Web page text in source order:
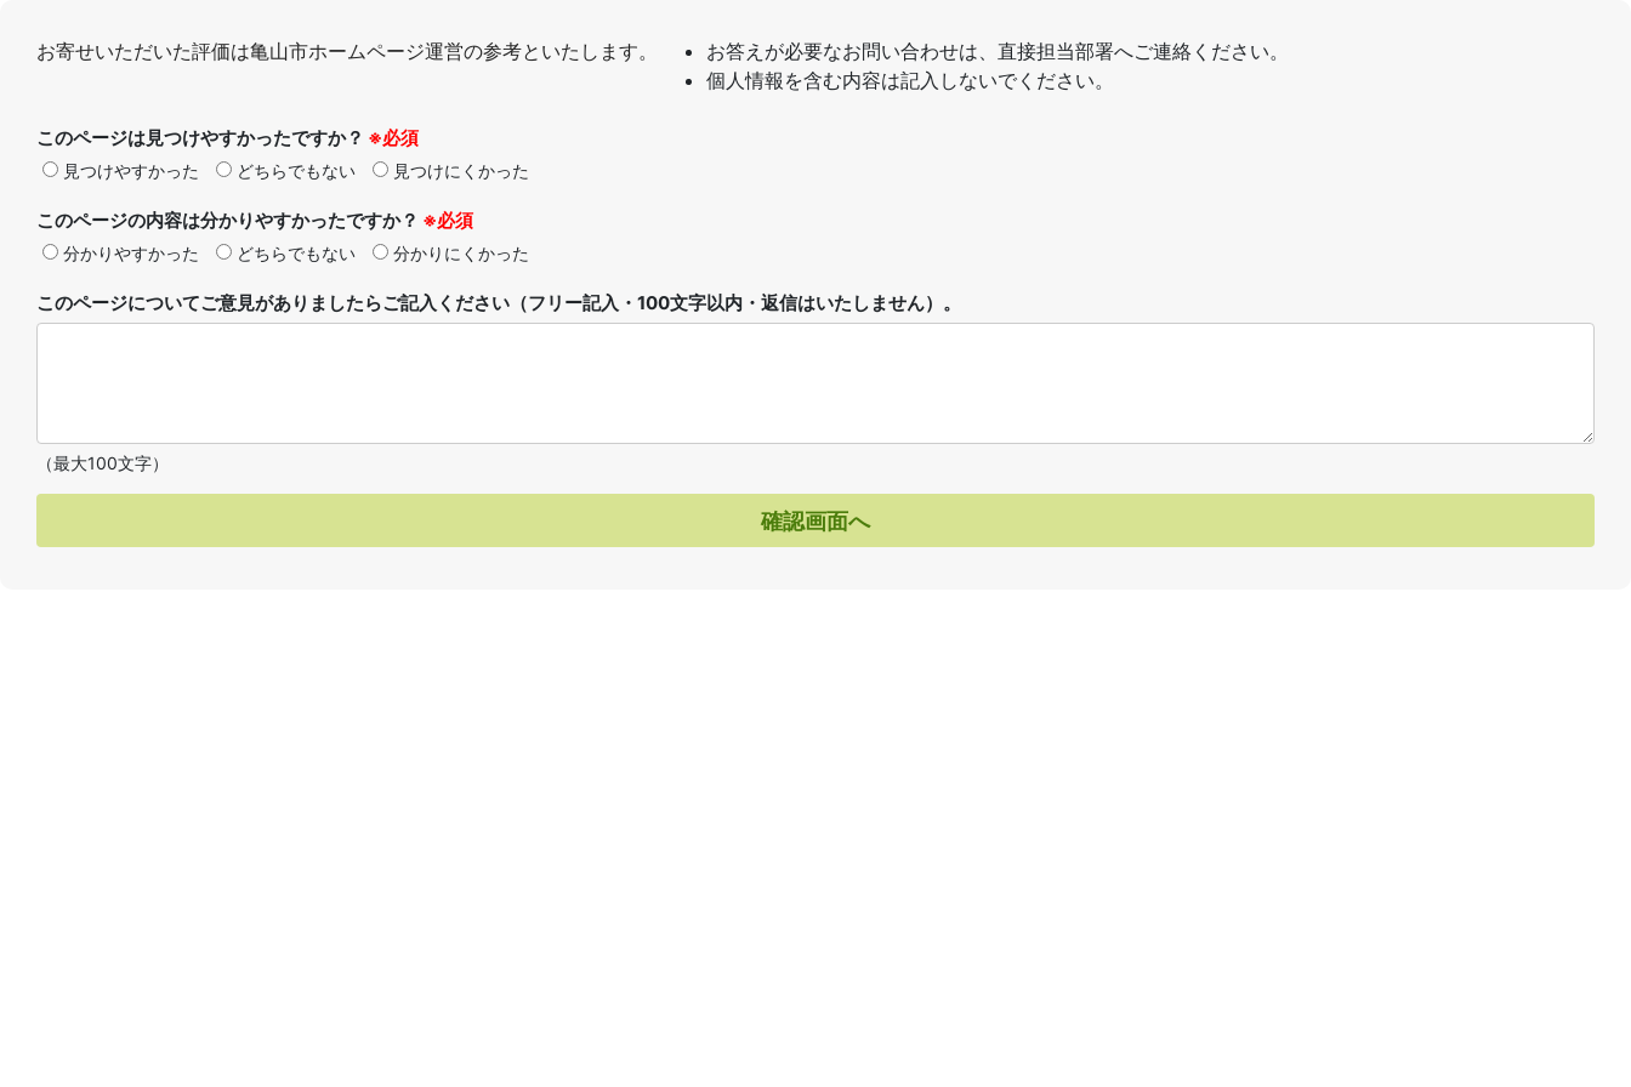
お寄せいただいた評価は亀山市ホームページ運営の参考といたします。
お答えが必要なお問い合わせは、直接担当部署へご連絡ください。
個人情報を含む内容は記入しないでください。
このページは見つけやすかったですか？ ※必須
見つけやすかった どちらでもない 見つけにくかった
このページの内容は分かりやすかったですか？ ※必須
分かりやすかった どちらでもない 分かりにくかった
このページについてご意見がありましたらご記入ください（フリー記入・100文字以内・返信はいたしません）。
（最大100文字）